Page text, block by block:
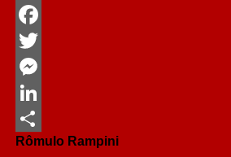
WhatsApp
Facebook
Twitter
Messenger
LinkedIn
Share
Rômulo Rampini